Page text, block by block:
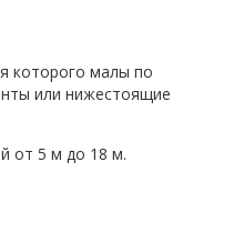
которого малы по
или нижестоящие
от 5 м до 18 м.